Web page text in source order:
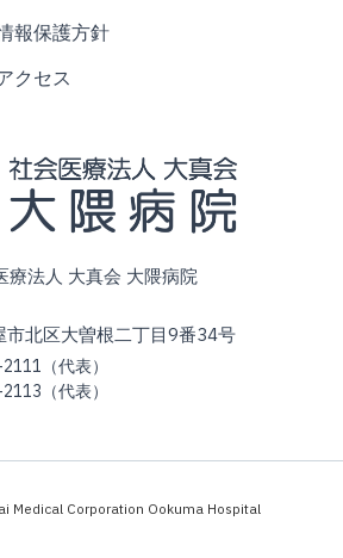
外科外来
科報保護方針
クセス
療法人 大真会 大隈病院
市北区大曽根二丁目9番34号
（代表）
（代表）
Medical Corporation Ookuma Hospital